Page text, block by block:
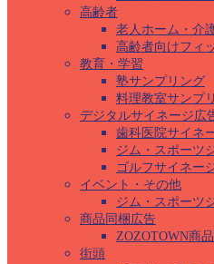
高齢者
老人ホーム・介
高齢者向けフィ
教育・学習
塾サンプリング
料理教室サンプ
デジタルサイネージ広
歯科医院サイネ
ジム・スポーツ
ゴルフサイネー
イベント・その他
ジム・スポーツ
商品同梱広告
ZOZOTOWN商
街頭